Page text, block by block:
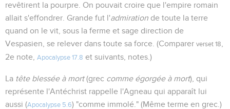
revêtirent la pourpre. On pouvait croire que l'empire romain
allait s'effondrer. Grande fut l'admiration de toute la terre
quand on le vit, sous la ferme et sage direction de
Vespasien, se relever dans toute sa force. (Comparer verset 18
2e note,
Apocalypse 17.8 et suivants, notes.)
La tête blessée à mort(grec comme égorgée à mort), qui
représente l'Antéchrist rappelle l'Agneau qui apparaît lui
aussi (Apocalypse 5.6) "comme immolé." (Même terme en grec.)